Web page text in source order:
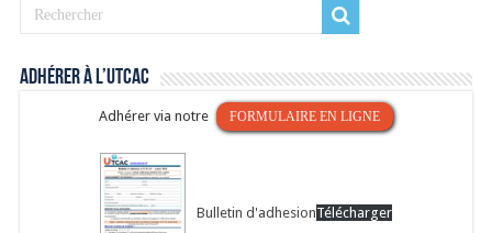
Adhérer à l’UTCAC
Adhérer via notre FORMULAIRE EN LIGNE
Bulletin d'adhesionTélécharger